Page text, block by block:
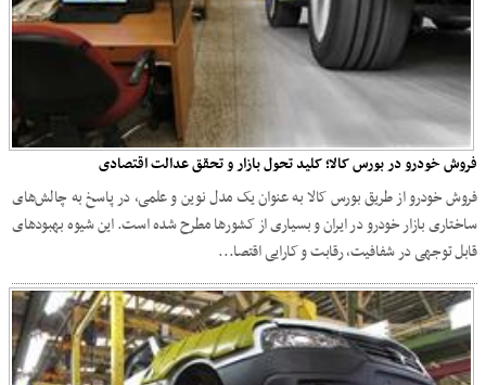
فروش خودرو در بورس کالا؛ کلید تحول بازار و تحقق عدالت اقتصادی
فروش خودرو از طریق بورس کالا به عنوان یک مدل نوین و علمی، در پاسخ به چالش‌های
ساختاری بازار خودرو در ایران و بسیاری از کشورها مطرح شده است. این شیوه بهبودهای
قابل توجهی در شفافیت، رقابت و کارایی اقتصا...